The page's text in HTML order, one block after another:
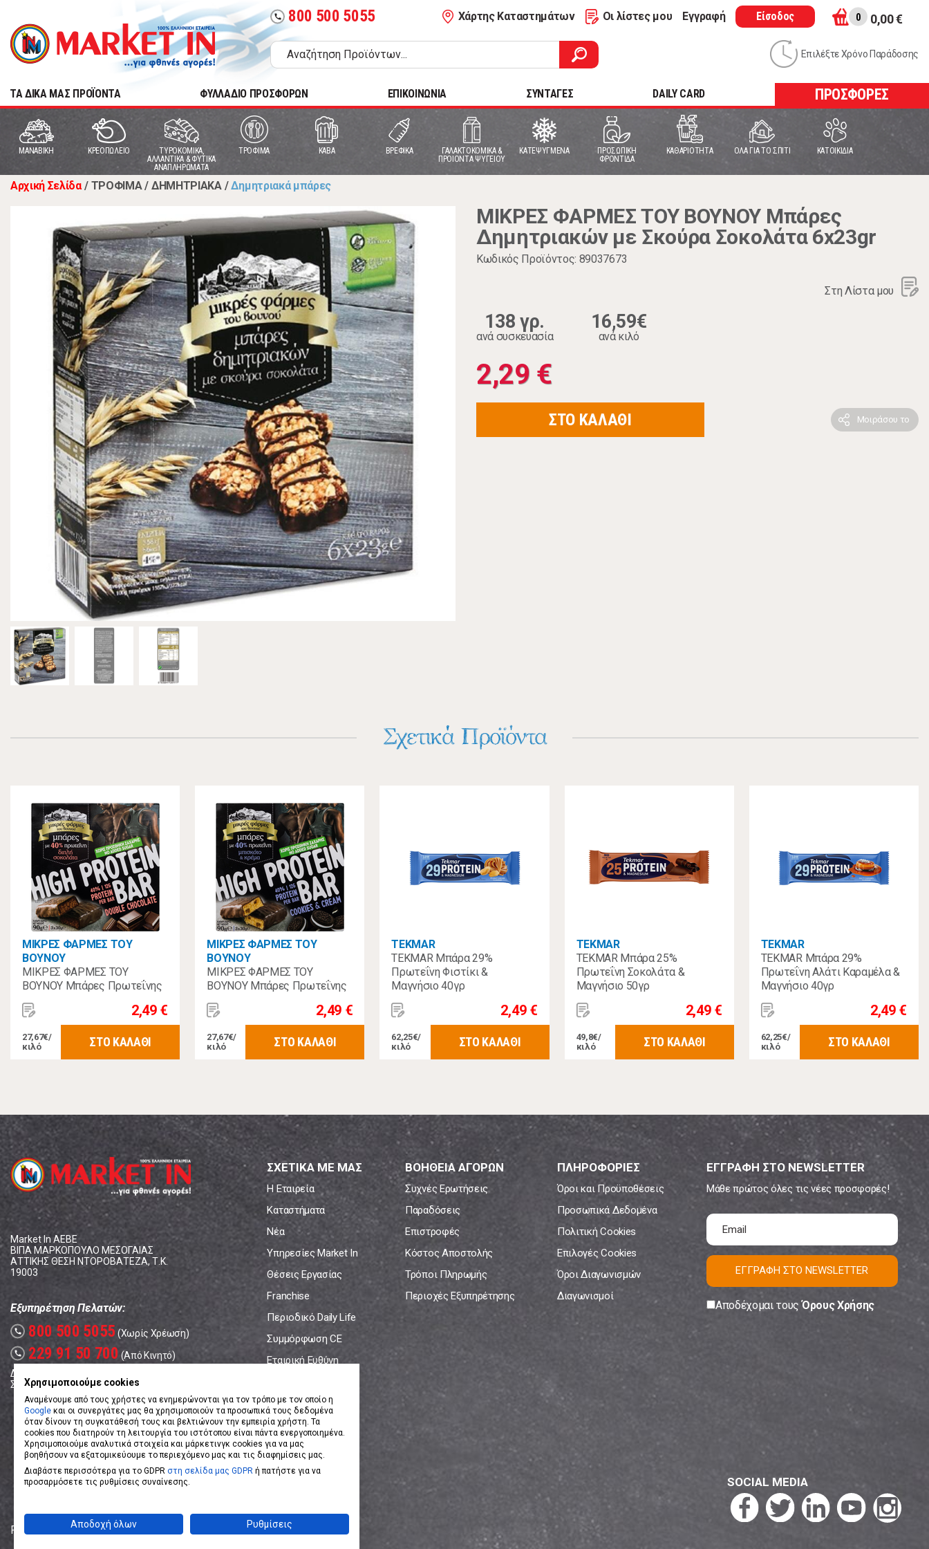
call 800 500 5055 Χάρτης Καταστημάτων Οι λίστες μου Εγγραφή Είσοδος 0 0,00 €
Επιλέξτε Χρόνο Παράδοσης
TA ΔΙΚΑ ΜΑΣ ΠΡΟΪΟΝΤΑ ΦΥΛΛΑΔΙΟ ΠΡΟΣΦΟΡΩΝ ΕΠΙΚΟΙΝΩΝΙΑ ΣΥΝΤΑΓΕΣ DAILY CARD ΠΡΟΣΦΟΡΕΣ
MANABIKH ΚΡΕΟΠΩΛΕΙΟ
ΤΥΡΟΚΟΜΙΚΑ,
ΑΛΛΑΝΤΙΚΑ & ΦΥΤΙΚΑ
ΑΝΑΠΛΗΡΩΜΑΤΑ
ΤΡΟΦΙΜΑ ΚΑΒΑ ΒΡΕΦΙΚΑ
ΓΑΛΑΚΤΟΚΟΜΙΚΑ &
ΠΡΟΙΟΝΤΑ ΨΥΓΕΙΟΥ
ΚΑΤΕΨΥΓΜΕΝΑ
ΠΡΟΣΩΠΙΚΗ
ΦΡΟΝΤΙΔΑ
ΚΑΘΑΡΙΟΤΗΤΑ ΟΛΑ ΓΙΑ ΤΟ ΣΠΙΤΙ ΚΑΤΟΙΚΙΔΙΑ
Αρχική Σελίδα / ΤΡΟΦΙΜΑ / ΔΗΜΗΤΡΙΑΚΑ / Δημητριακά μπάρες
ΜΙΚΡΕΣ ΦΑΡΜΕΣ ΤΟΥ ΒΟΥΝΟΥ Μπάρες
Δημητριακών με Σκούρα Σοκολάτα 6x23gr
Κωδικός Προϊόντος: 89037673
Στη Λίστα μου
138 γρ.
ανά συσκευασία
16,59€
ανά κιλό
2,29 €
ΣΤΟ ΚΑΛΑΘΙ Μοιράσου το
Σχετικά Προϊόντα
ΜΙΚΡΕΣ ΦΑΡΜΕΣ ΤΟΥ
ΒΟΥΝΟΥ
ΜΙΚΡΕΣ ΦΑΡΜΕΣ ΤΟΥ
ΒΟΥΝΟΥ Μπάρες Πρωτεΐνης
Διπλή Σοκολάτα 3Χ30γρ
2,49 €
27,67€/
κιλό
ΣΤΟ ΚΑΛΑΘΙ
ΜΙΚΡΕΣ ΦΑΡΜΕΣ ΤΟΥ
ΒΟΥΝΟΥ
ΜΙΚΡΕΣ ΦΑΡΜΕΣ ΤΟΥ
ΒΟΥΝΟΥ Μπάρες Πρωτεΐνης
Μπισκότα & Κρέμα 3Χ30γρ
2,49 €
27,67€/
κιλό
ΣΤΟ ΚΑΛΑΘΙ
TEKMAR
TEKMAR Μπάρα 29%
Πρωτεΐνη Φιστίκι &
Μαγνήσιο 40γρ
2,49 €
62,25€/
κιλό
ΣΤΟ ΚΑΛΑΘΙ
TEKMAR
TEKMAR Μπάρα 25%
Πρωτεΐνη Σοκολάτα &
Μαγνήσιο 50γρ
2,49 €
49,8€/
κιλό
ΣΤΟ ΚΑΛΑΘΙ
TEKMAR
TEKMAR Μπάρα 29%
Πρωτεΐνη Αλάτι Καραμέλα &
Μαγνήσιο 40γρ
2,49 €
62,25€/
κιλό
ΣΤΟ ΚΑΛΑΘΙ
Market In ΑΕΒΕ
ΒΙΠΑ ΜΑΡΚΟΠΟΥΛΟ ΜΕΣΟΓΑΙΑΣ
ΑΤΤΙΚΗΣ ΘΕΣΗ ΝΤΟΡΟΒΑΤΕΖΑ, Τ.Κ.
19003
Εξυπηρέτηση Πελατών:
call 800 500 5055 (Χωρίς Χρέωση)
call 229 91 50 700 (Από Κινητό)
Δευτέρα - Παρασκευή: 08:00 - 17:00
Σάββατο: 08:00 – 14:00
ΣΧΕΤΙΚΑ ΜΕ ΜΑΣ
Η Εταιρεία
Καταστήματα
Νέα
Υπηρεσίες Market In
Θέσεις Εργασίας
Franchise
Περιοδικό Daily Life
Συμμόρφωση CE
Εταιρική Ευθύνη
ΒΟΗΘΕΙΑ ΑΓΟΡΩΝ
Συχνές Ερωτήσεις
Παραδόσεις
Επιστροφές
Κόστος Αποστολής
Τρόποι Πληρωμής
Περιοχές Εξυπηρέτησης
ΠΛΗΡΟΦΟΡΙΕΣ
Όροι και Προϋποθέσεις
Προσωπικά Δεδομένα
Πολιτική Cookies
Επιλογές Cookies
Όροι Διαγωνισμών
Διαγωνισμοί
ΕΓΓΡΑΦΗ ΣΤΟ NEWSLETTER
Μάθε πρώτος όλες τις νέες προσφορές!
ΕΓΓΡΑΦΗ ΣΤΟ NEWSLETTER
Αποδέχομαι τουςΌρους Χρήσης
SOCIAL MEDIA
Powered by eShopKeyDesigned by Koolmetrix
Χρησιμοποιούμε cookies
Αναμένουμε από τους χρήστες να ενημερώνονται για τον τρόπο με τον οποίο η
Google και οι συνεργάτες μας θα χρησιμοποιούν τα προσωπικά τους δεδομένα
όταν δίνουν τη συγκατάθεσή τους και βελτιώνουν την εμπειρία χρήστη. Τα
cookies που διατηρούν τη λειτουργία του ιστότοπου είναι πάντα ενεργοποιημένα.
Χρησιμοποιούμε αναλυτικά στοιχεία και μάρκετινγκ cookies για να μας
βοηθήσουν να εξατομικεύουμε το περιεχόμενο μας και τις διαφημίσεις μας.
Διαβάστε περισσότερα για το GDPR στη σελίδα μας GDPR ή πατήστε για να
προσαρμόσετε τις ρυθμίσεις συναίνεσης.
Αποδοχή όλων Ρυθμίσεις